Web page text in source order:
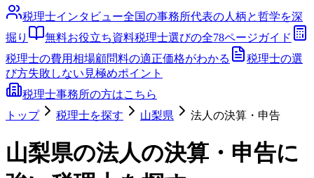
税理士インタビュー全国の事務所代表の人柄と哲学を深
掘り
無料お役立ち資料税理士選びの全78ページガイド
税理士の費用相場顧問料の適正価格がわかる
税理士の選
び方失敗しない見極めポイント
税理士事務所の方はこちら
トップ
税理士を探す 山梨県 法人の決算・申告
山梨県の法人の決算・申告に